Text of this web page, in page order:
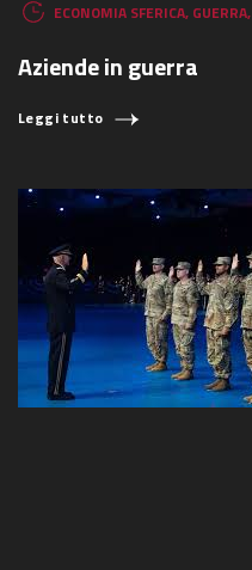
ECONOMIA SFERICA, GUERRA,
Aziende in guerra
Leggi tutto